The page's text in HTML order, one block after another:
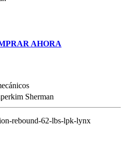
AHORA
Sherman
rebound-62-lbs-lpk-lynx